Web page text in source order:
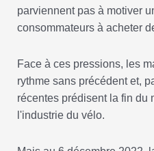
parviennent pas à motiver
consommateurs à acheter
Face à ces pressions, les
rythme sans précédent et,
récentes prédisent la fin du
l'industrie du vélo.